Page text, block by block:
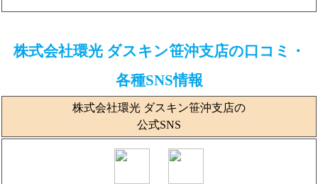
株式会社環光 ダスキン笹沖支店の口コミ・
各種SNS情報
株式会社環光 ダスキン笹沖支店の
公式SNS